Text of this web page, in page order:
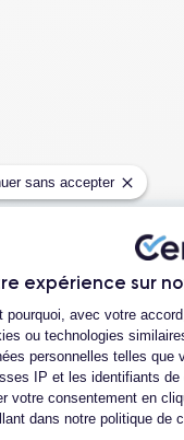
sans accepter
expérience sur
de
pourquoi, avec votre
ou technologies
personnelles telles
IP et les identifiants
votre consentement en
dans notre politique de
Les
En